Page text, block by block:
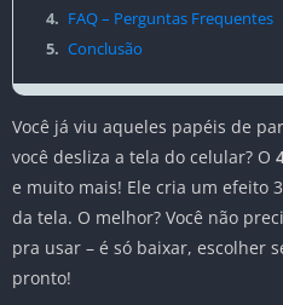
4. FAQ – Perguntas Frequentes
5. Conclusão
Você já viu aqueles papéis de
você desliza a tela do celular? O
e muito mais! Ele cria um efeito
da tela. O melhor? Você não
pra usar – é só baixar, escolher
pronto!